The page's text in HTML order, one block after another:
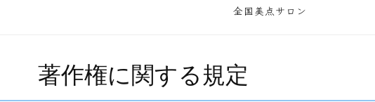
全国美点サロン
著作権に関する規定